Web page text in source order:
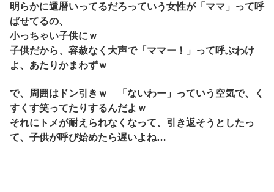
明らかに還暦いってるだろっていう女性が「ママ」って呼
ばせてるの、
小っちゃい子供にｗ
子供だから、容赦なく大声で「ママー！」って呼ぶわけ
よ、あたりかまわずｗ
で、周囲はドン引きｗ 「ないわー」っていう空気で、く
すくす笑ってたりするんだよｗ
それにトメが耐えられなくなって、引き返そうとしたっ
て、子供が呼び始めたら遅いよね…